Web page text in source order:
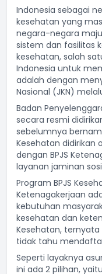
Indonesia sebagai
kesehatan yang
negara-negara
sistem dan fasilitas
kesehatan, salah
Indonesia untuk
adalah dengan
Nasional (JKN)
Badan
secara resmi
sebelumnya
Kesehatan didirikan
dengan BPJS
layanan jaminan
Program BPJS
Ketenagakerjaan
kebutuhan
kesehatan dan
Kesehatan,
tidak tahu
Seperti layaknya
ini ada 2 pilihan,